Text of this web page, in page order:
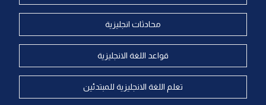
محادثات انجليزية
قواعد اللغة الانجليزية
تعلم اللغة الانجليزية للمبتدئين